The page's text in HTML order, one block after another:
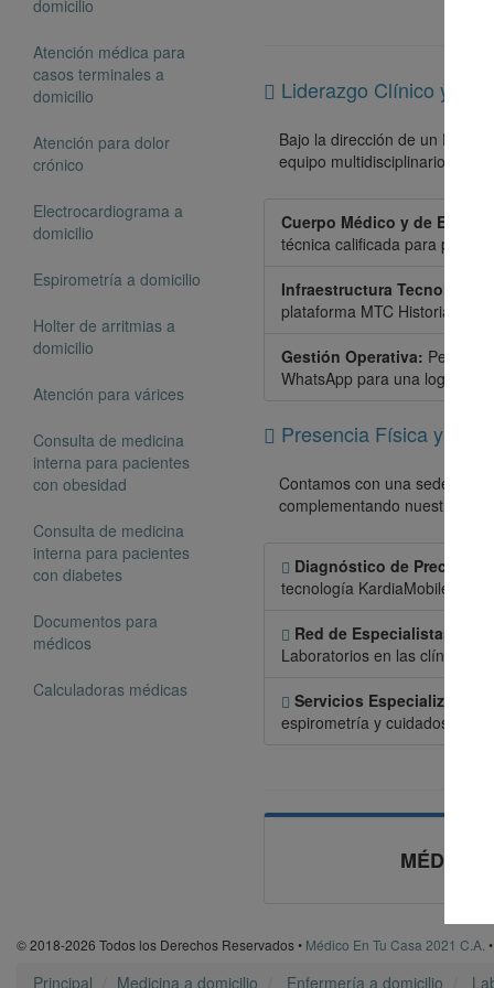
domicilio
Atención médica para
casos terminales a
domicilio
Atención para dolor
crónico
Electrocardiograma a
domicilio
Espirometría a domicilio
Holter de arritmias a
domicilio
Atención para várices
Consulta de medicina
interna para pacientes
con obesidad
Consulta de medicina
interna para pacientes
con diabetes
Documentos para
médicos
Calculadoras médicas
Liderazgo Clínico y
Bajo la dirección de un
equipo multidisciplinario que
Cuerpo Médico y de
técnica calificada para
Infraestructura Tecnológica:
plataforma MTC Historias
Gestión Operativa:
WhatsApp para una logística
Presencia Física y
Contamos con una sede
complementando nuestra red
Diagnóstico de Precisión:
tecnología KardiaMobile o
Red de Especialistas
Laboratorios en las clínicas
Servicios Especializados:
espirometría y cuidados
MÉDICO
© 2018-2026 Todos los Derechos Reservados • Médico En Tu Casa 2021 C.A. •
Principal Medicina a domicilio Enfermería a domicilio